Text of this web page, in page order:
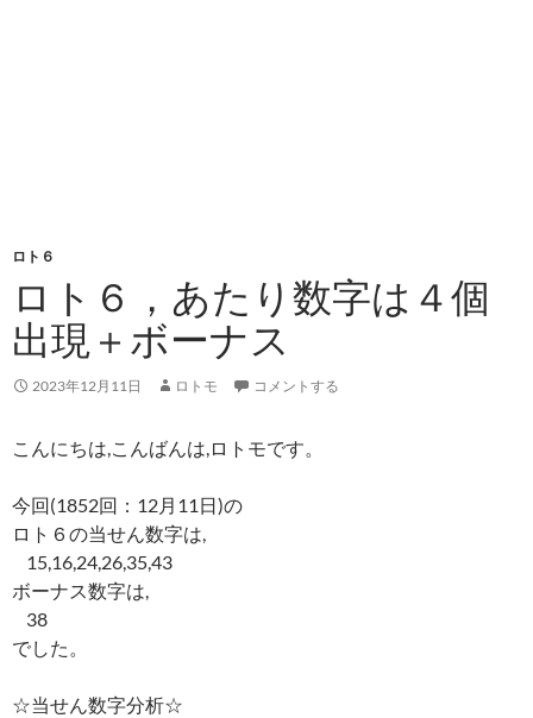
ロト６
ロト６，あたり数字は４個
出現＋ボーナス
2023年12月11日 ロトモ コメントする
こんにちは,こんばんは,ロトモです。
今回(1852回：12月11日)の
ロト６の当せん数字は,
15,16,24,26,35,43
ボーナス数字は,
38
でした。
☆当せん数字分析☆